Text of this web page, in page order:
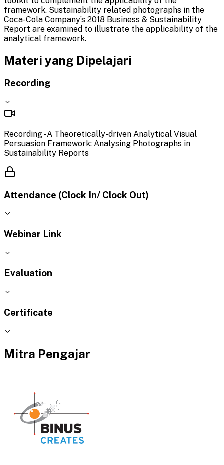
framework. Sustainability related photographs in the
Coca-Cola Company’s 2018 Business & Sustainability
Report are examined to illustrate the applicability of the
analytical framework.
Materi yang Dipelajari
Recording
Recording - A Theoretically-driven Analytical Visual
Persuasion Framework: Analysing Photographs in
Sustainability Reports
Attendance (Clock In/ Clock Out)
Webinar Link
Evaluation
Certificate
Mitra Pengajar